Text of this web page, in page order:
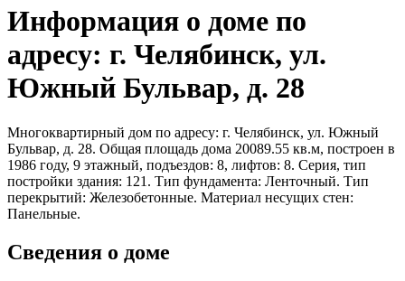
Информация о доме по
адресу: г. Челябинск, ул.
Южный Бульвар, д. 28
Многоквартирный дом по адресу: г. Челябинск, ул. Южный
Бульвар, д. 28. Общая площадь дома 20089.55 кв.м, построен в
1986 году, 9 этажный, подъездов: 8, лифтов: 8. Серия, тип
постройки здания: 121. Тип фундамента: Ленточный. Тип
перекрытий: Железобетонные. Материал несущих стен:
Панельные.
Сведения о доме